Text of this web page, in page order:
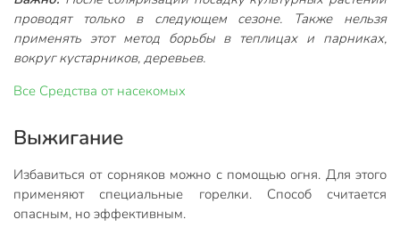
проводят только в следующем сезоне. Также нельзя
применять этот метод борьбы в теплицах и парниках,
вокруг кустарников, деревьев.
Все Средства от насекомых
Выжигание
Избавиться от сорняков можно с помощью огня. Для этого
применяют специальные горелки. Способ считается
опасным, но эффективным.